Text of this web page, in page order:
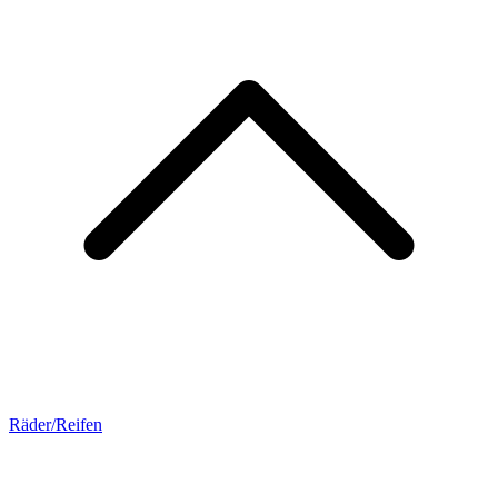
Räder/Reifen